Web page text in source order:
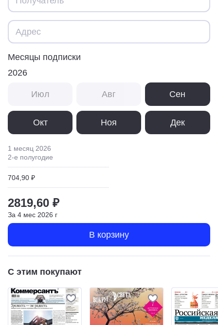
Месяцы подписки
2026
Июл Авг Сен
Окт Ноя Дек
1 месяц 2026
2-е полугодие
704,90 ₽
2819,60 ₽
За 4 мес 2026 г
В корзину
С этим покупают